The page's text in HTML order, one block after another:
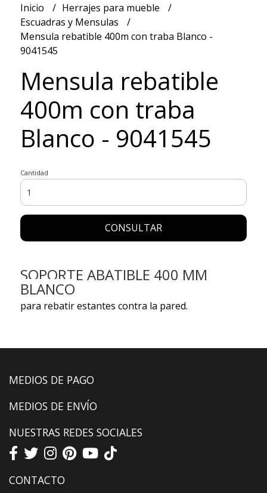
Inicio
Herrajes para mueble
Escuadras y Mensulas
Mensula rebatible 400m con traba Blanco -
9041545
Mensula rebatible
400m con traba
Blanco - 9041545
Cantidad
CONSULTAR
SOPORTE ABATIBLE 400 MM
BLANCO
para rebatir estantes contra la pared.
MEDIOS DE PAGO
MEDIOS DE ENVÍO
NUESTRAS REDES SOCIALES
CONTACTO